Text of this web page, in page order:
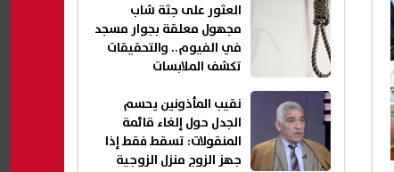
العثور على جثة شاب
مجهول معلقة بجوار مسجد
في الفيوم.. والتحقيقات
تكشف الملابسات
نقيب المأذونين يحسم
الجدل حول إلغاء قائمة
المنقولات: تسقط فقط إذا
جهز الزوج منزل الزوجية